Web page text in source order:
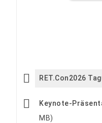
RET.Con2026
Keynote-
MB)